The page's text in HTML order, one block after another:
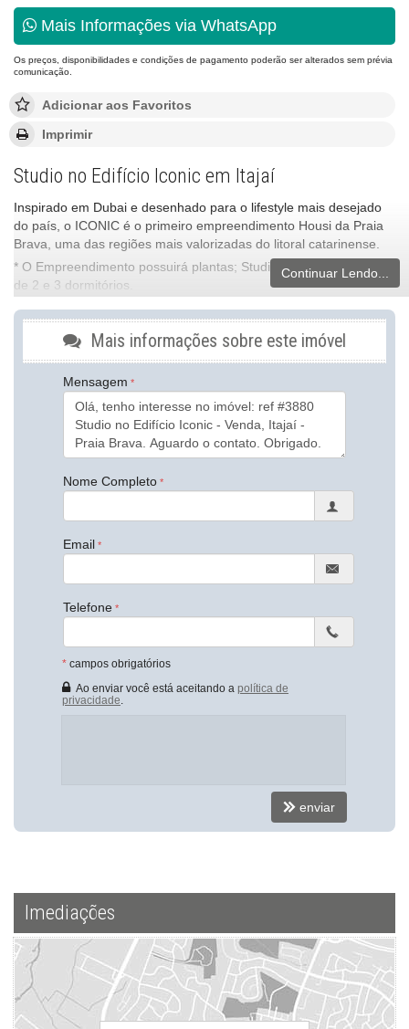
Mais Informações via WhatsApp
Os preços, disponibilidades e condições de pagamento poderão ser alterados sem prévia
comunicação.
Adicionar aos Favoritos
Imprimir
Studio no Edifício Iconic em Itajaí
Inspirado em Dubai e desenhado para o lifestyle mais desejado
do país, o ICONIC é o primeiro empreendimento Housi da Praia
Brava, uma das regiões mais valorizadas do litoral catarinense.
* O Empreendimento possuirá plantas; Studios, e Apartamentos
de 2 e 3 dormitórios.
Características do Empreendimento
Sala de Jogos
Salão de Festas
Piscina
Espaço Gourmet
Espaço Fitness
Medidores Individuais
Portão Eletrônico
Brinquedoteca
Quiosque Externo
Gás Central
Elevador
Depósito
Mini Mercado
Box de Praia
Hall Decorado e Mobiliado
RoofTop
Lounge
Itajaí /SC
Continuar Lendo...
Mais informações sobre este imóvel
Mensagem
Nome Completo
Email
Telefone
* campos obrigatórios
Ao enviar você está aceitando a política de
privacidade
enviar
Imediações